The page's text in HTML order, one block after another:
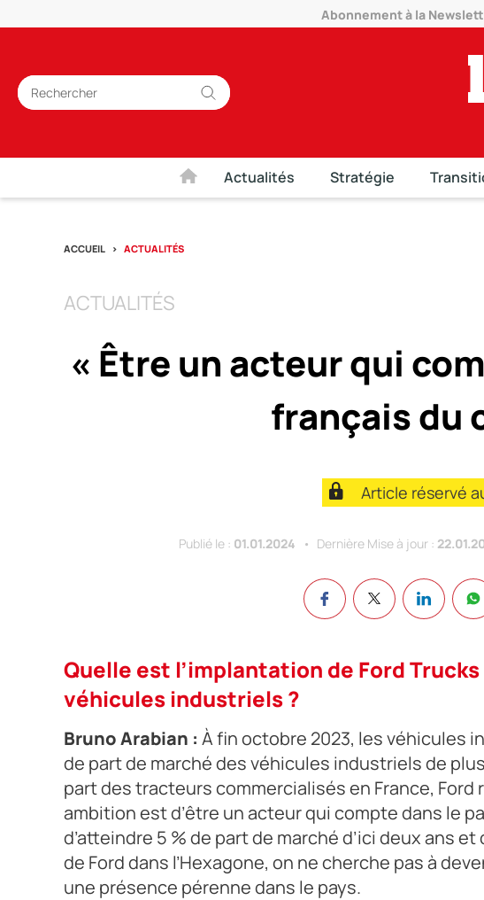
Abonnement à la
Actualités Stratégie
ACCUEIL ACTUALITÉS
ACTUALITÉS
« Être un acteur qui
français du
Article réservé
Publié le : 01.01.2024 Dernière Mise à jour :
Quelle est l’implantation de Ford
véhicules industriels ?
Bruno Arabian : À fin octobre 2023, les véhicules
de part de marché des véhicules industriels de
part des tracteurs commercialisés en France, Ford
ambition est d’être un acteur qui compte dans le
d’atteindre 5 % de part de marché d’ici deux ans
de Ford dans l’Hexagone, on ne cherche pas à
une présence pérenne dans le pays.